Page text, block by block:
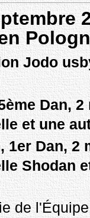
Jodo
Dan,
et une
1er Dan, 2
Shodan
de